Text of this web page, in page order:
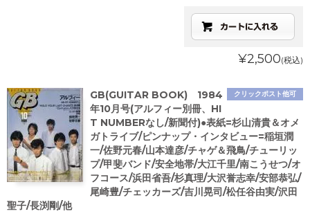
¥2,500(税込)
クリックポスト他可
GB(GUITAR BOOK) 1984
年10月号(アルフィー別冊、HI
T NUMBERなし/新聞付)●表紙=杉山清貴＆オメ
ガトライブ/ピンナップ・インタビュー=稲垣潤
一/佐野元春/山本達彦/チャゲ＆飛鳥/チューリッ
プ/甲斐バンド/安全地帯/大江千里/南こうせつ/オ
フコース/浜田省吾/杉真理/大沢誉志幸/安部恭弘/
尾崎豊/チェッカーズ/吉川晃司/松任谷由実/沢田
聖子/長渕剛/他